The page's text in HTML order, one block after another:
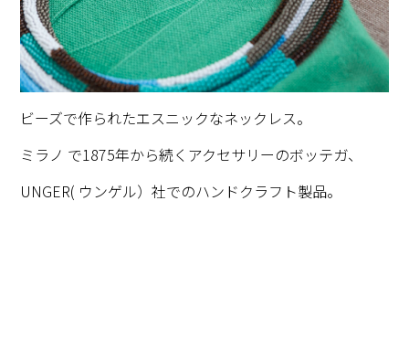
ビーズで作られたエスニックなネックレス。
ミラノ で1875年から続くアクセサリーのボッテガ、
UNGER( ウンゲル）社でのハンドクラフト製品。